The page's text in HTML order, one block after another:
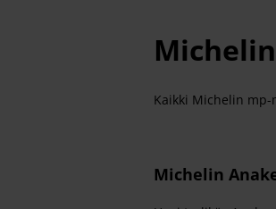
Kaikki Michelin
Michelin